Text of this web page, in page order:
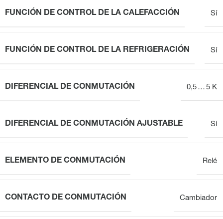
FUNCIÓN DE CONTROL DE LA CALEFACCIÓN Sí
FUNCIÓN DE CONTROL DE LA REFRIGERACIÓN Sí
DIFERENCIAL DE CONMUTACIÓN 0,5 … 5 K
DIFERENCIAL DE CONMUTACIÓN AJUSTABLE Sí
ELEMENTO DE CONMUTACIÓN Relé
CONTACTO DE CONMUTACIÓN Cambiador